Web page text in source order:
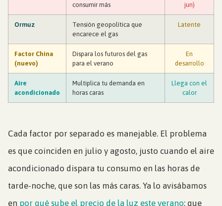
consumir más
jun)
Ormuz
Tensión geopolítica que
encarece el gas
Latente
Factor China
(nuevo)
Dispara los futuros del gas
para el verano
En
desarrollo
Aire
acondicionado
Multiplica tu demanda en
horas caras
Llega con el
calor
Cada factor por separado es manejable. El problema
es que coinciden en julio y agosto, justo cuando el aire
acondicionado dispara tu consumo en las horas de
tarde-noche, que son las más caras. Ya lo avisábamos
en por qué sube el precio de la luz este verano; que